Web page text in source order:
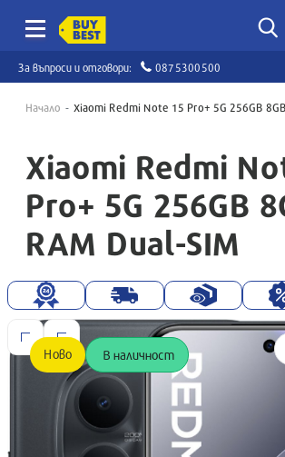
За въпроси и отговори: 0875300500
Начало Xiaomi Redmi Note 15 Pro+ 5G 256GB
Xiaomi Redmi
Pro+ 5G 256GB
RAM Dual-SIM
Ново В наличност